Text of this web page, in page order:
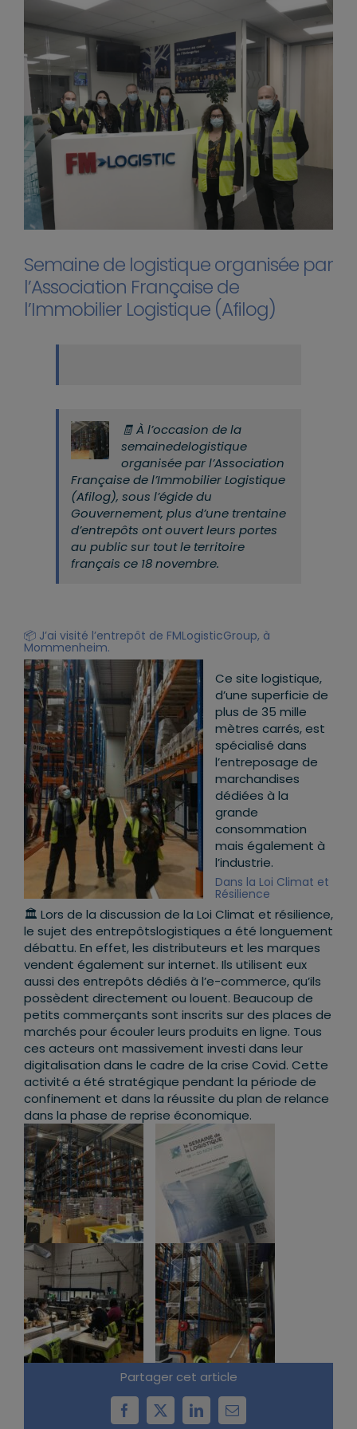
Semaine de logistiqueorganisée par
l’Association Française de
l’Immobilier Logistique (Afilog)
🧾 À l’occasion de la
semainedelogistique
organisée par l’Association
Française de l’Immobilier Logistique
(Afilog), sous l’égide du
Gouvernement, plus d’une trentaine
d’entrepôts ont ouvert leurs portes
au public sur tout le territoire
français ce 18 novembre.
📦 J’ai visité l’entrepôt de FMLogisticGroup, à
Mommenheim.
Ce site logistique,
d’une superficie de
plus de 35 mille
mètres carrés, est
spécialisé dans
l’entreposage de
marchandises
dédiées à la
grande
consommation
mais également à
l’industrie.
Dans la Loi Climat et
Résilience
🏛 Lors de la discussion de la Loi Climat et résilience,
le sujet des entrepôtslogistiques a été longuement
débattu. En effet, les distributeurs et les marques
vendent également sur internet. Ils utilisent eux
aussi des entrepôts dédiés à l’e-commerce, qu’ils
possèdent directement ou louent. Beaucoup de
petits commerçants sont inscrits sur des places de
marchés pour écouler leurs produits en ligne. Tous
ces acteurs ont massivement investi dans leur
digitalisation dans le cadre de la crise Covid. Cette
activité a été stratégique pendant la période de
confinement et dans la réussite du plan de relance
dans la phase de reprise économique.
Partager cet article
Facebook
X LinkedInEmail